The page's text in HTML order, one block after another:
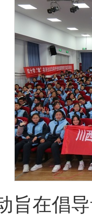
旨在倡